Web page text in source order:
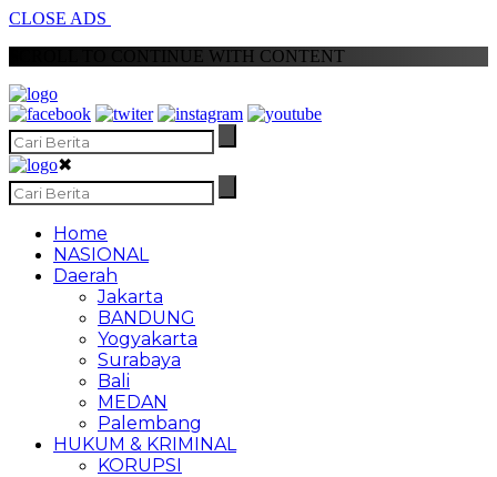
CLOSE ADS
SCROLL TO CONTINUE WITH CONTENT
✖
Home
NASIONAL
Daerah
Jakarta
BANDUNG
Yogyakarta
Surabaya
Bali
MEDAN
Palembang
HUKUM & KRIMINAL
KORUPSI